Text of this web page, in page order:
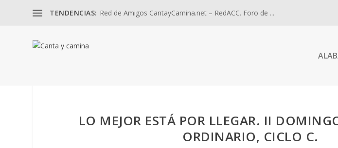
TENDENCIAS: Red de Amigos CantayCamina.net – RedACC. Foro de ...
LO MEJOR ESTÁ POR LLEGAR. II
ORDINARIO, CICLO C.